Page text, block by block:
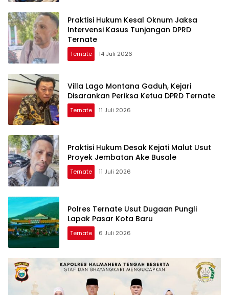
Praktisi Hukum Kesal Oknum Jaksa
Intervensi Kasus Tunjangan DPRD
Ternate
Ternate 14 Juli 2026
Villa Lago Montana Gaduh, Kejari
Disarankan Periksa Ketua DPRD Ternate
Ternate 11 Juli 2026
Praktisi Hukum Desak Kejati Malut Usut
Proyek Jembatan Ake Busale
Ternate 11 Juli 2026
Polres Ternate Usut Dugaan Pungli
Lapak Pasar Kota Baru
Ternate 6 Juli 2026